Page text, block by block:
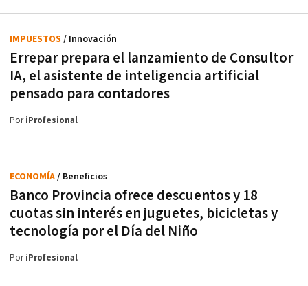
Errepar prepara el lanzamiento de Consultor
IA, el asistente de inteligencia artificial
pensado para contadores
IMPUESTOS / Innovación
PoriProfesional
Banco Provincia ofrece descuentos y 18
cuotas sin interés en juguetes, bicicletas y
tecnología por el Día del Niño
ECONOMÍA/ Beneficios
PoriProfesional